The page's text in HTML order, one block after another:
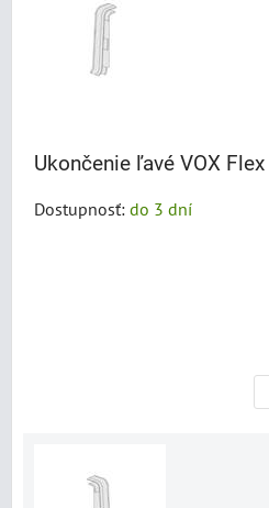
Ukončenie ľavé VOX
Dostupnosť: do 3 dní